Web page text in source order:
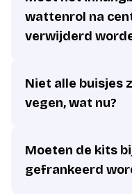
wattenrol na
verwijderd
Niet alle buisjes
vegen, wat nu?
Moeten de kits
gefrankeerd